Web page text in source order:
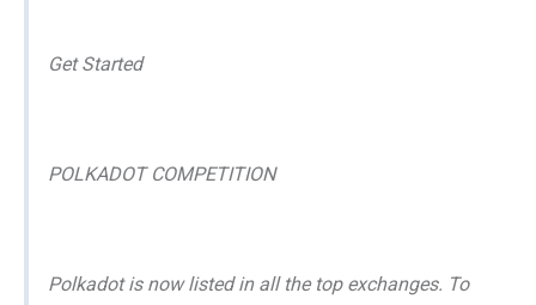
Get Started
POLKADOT COMPETITION
Polkadot is now listed in all the top exchanges. To